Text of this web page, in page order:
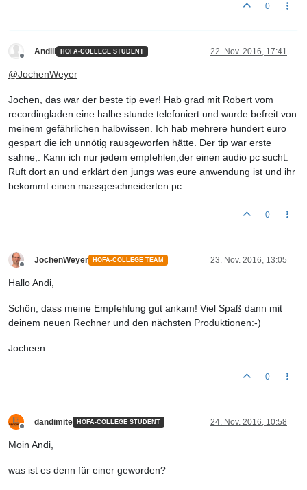
0
Offline
Andiii HOFA-COLLEGE STUDENT 22. Nov. 2016, 17:41
@JochenWeyer
Jochen, das war der beste tip ever! Hab grad mit Robert vom
recordingladen eine halbe stunde telefoniert und wurde befreit von
meinem gefährlichen halbwissen. Ich hab mehrere hundert euro
gespart die ich unnötig rausgeworfen hätte. Der tip war erste
sahne,. Kann ich nur jedem empfehlen,der einen audio pc sucht.
Ruft dort an und erklärt den jungs was eure anwendung ist und ihr
bekommt einen massgeschneiderten pc.
0
Offline
JochenWeyer HOFA-COLLEGE TEAM 23. Nov. 2016, 13:05
Hallo Andi,
Schön, dass meine Empfehlung gut ankam! Viel Spaß dann mit
deinem neuen Rechner und den nächsten Produktionen:-)
Jocheen
0
Offline
dandimite HOFA-COLLEGE STUDENT 24. Nov. 2016, 10:58
Moin Andi,
was ist es denn für einer geworden?